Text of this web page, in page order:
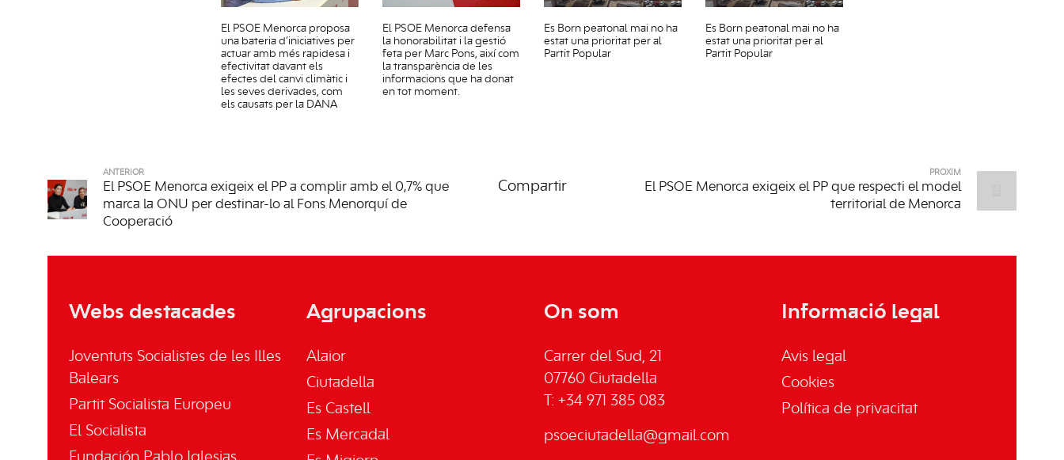
El PSOE Menorca proposa
una bateria d’iniciatives per
actuar amb més rapidesa i
efectivitat davant els
efectes del canvi climàtic i
les seves derivades, com
els causats per la DANA
El PSOE Menorca defensa
la honorabilitat i la gestió
feta per Marc Pons, així com
la transparència de les
informacions que ha donat
en tot moment.
Es Born peatonal mai no ha
estat una prioritat per al
Partit Popular
Es Born peatonal mai no ha
estat una prioritat per al
Partit Popular
ANTERIOR
El PSOE Menorca exigeix el PP a complir amb el 0,7% que
marca la ONU per destinar-lo al Fons Menorquí de
Cooperació
Compartir
PRÒXIM
El PSOE Menorca exigeix el PP que respecti el model
territorial de Menorca
Webs destacades
Joventuts Socialistes de les Illes
Balears
Partit Socialista Europeu
El Socialista
Agrupacions
Alaior
Ciutadella
Es Castell
Es Mercadal
On som
Carrer del Sud, 21
07760 Ciutadella
T: +34 971 385 083
psoeciutadella@gmail.com
Informació legal
Avis legal
Cookies
Política de privacitat